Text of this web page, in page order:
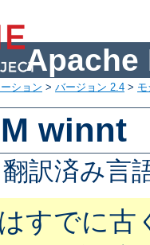
Apache
ション > バージョン 2.4 >
winnt
翻訳済み言
すでに古